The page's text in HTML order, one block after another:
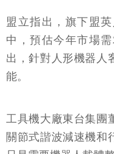
盟立指出，旗下盟
中，預估今年市場
出，針對人形機器人
能。
工具機大廠東台集團
關節式諧波減速機和